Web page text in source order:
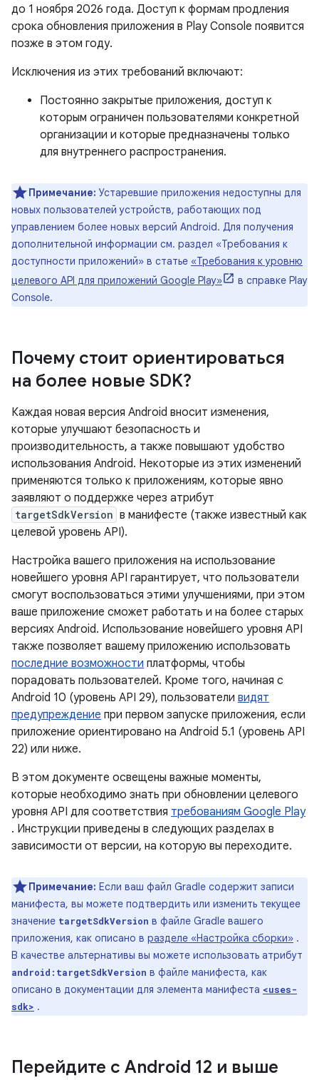
до 1 ноября 2026 года. Доступ к формам продления
срока обновления приложения в Play Console появится
позже в этом году.
Исключения из этих требований включают:
Постоянно закрытые приложения, доступ к
которым ограничен пользователями конкретной
организации и которые предназначены только
для внутреннего распространения.
Примечание: Устаревшие приложения недоступны для
новых пользователей устройств, работающих под
управлением более новых версий Android. Для получения
дополнительной информации см. раздел «Требования к
доступности приложений» в статье «Требования к уровню
целевого API для приложений Google Play»
в справке Play
Console.
Почему стоит ориентироваться
на более новые SDK?
Каждая новая версия Android вносит изменения,
которые улучшают безопасность и
производительность, а также повышают удобство
использования Android. Некоторые из этих изменений
применяются только к приложениям, которые явно
заявляют о поддержке через атрибут
targetSdkVersion в манифесте (также известный как
целевой уровень API).
Настройка вашего приложения на использование
новейшего уровня API гарантирует, что пользователи
смогут воспользоваться этими улучшениями, при этом
ваше приложение сможет работать и на более старых
версиях Android. Использование новейшего уровня API
также позволяет вашему приложению использовать
последние возможности платформы, чтобы
порадовать пользователей. Кроме того, начиная с
Android 10 (уровень API 29), пользователи видят
предупреждение при первом запуске приложения, если
приложение ориентировано на Android 5.1 (уровень API
22) или ниже.
В этом документе освещены важные моменты,
которые необходимо знать при обновлении целевого
уровня API для соответствия требованиям Google Play
. Инструкции приведены в следующих разделах в
зависимости от версии, на которую вы переходите.
Примечание: Если ваш файл Gradle содержит записи
манифеста, вы можете подтвердить или изменить текущее
значение targetSdkVersion в файле Gradle вашего
приложения, как описано в разделе «Настройка сборки» .
В качестве альтернативы вы можете использовать атрибут
android:targetSdkVersion в файле манифеста, как
описано в документации для элемента манифеста <uses-
sdk> .
Перейдите с Android 12 и выше